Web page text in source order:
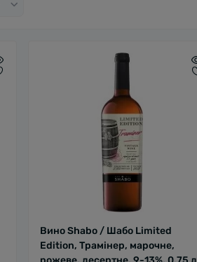
Вино Shabo / Шабо Limited
Edition, Трамінер, марочне,